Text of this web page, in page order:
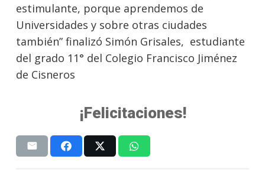
estimulante, porque aprendemos de
Universidades y sobre otras ciudades
también” finalizó Simón Grisales, estudiante
del grado 11° del Colegio Francisco Jiménez
de Cisneros
¡Felicitaciones!